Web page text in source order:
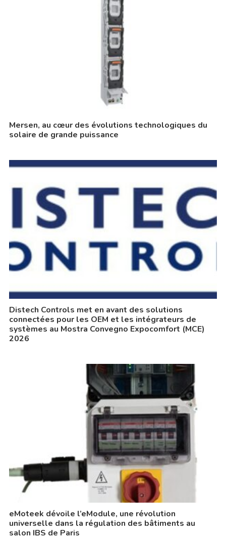
Mersen, au cœur des évolutions technologiques du
solaire de grande puissance
Distech Controls met en avant des solutions
connectées pour les OEM et les intégrateurs de
systèmes au Mostra Convegno Expocomfort (MCE)
2026
eMoteek dévoile l’eModule, une révolution
universelle dans la régulation des bâtiments au
salon IBS de Paris